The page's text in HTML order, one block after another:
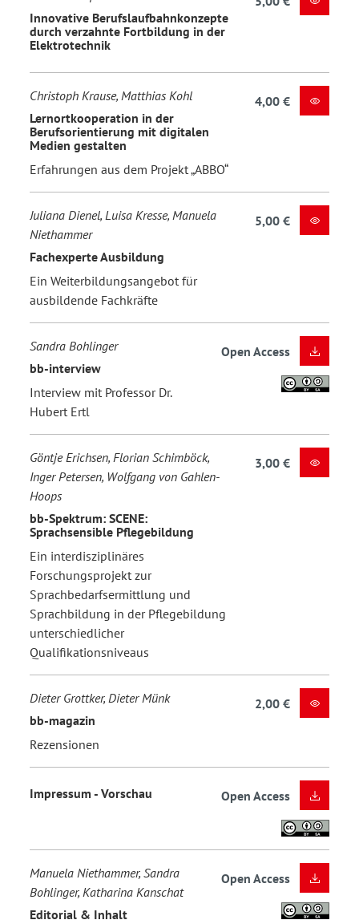
Innovative Berufslaufbahnkonzepte
durch verzahnte Fortbildung in der
Elektrotechnik
Christoph Krause, Matthias Kohl
Lernortkooperation in der
Berufsorientierung mit digitalen
Medien gestalten
Erfahrungen aus dem Projekt „ABBO“
4,00 €
Juliana Dienel, Luisa Kresse, Manuela
Niethammer
Fachexperte Ausbildung
Ein Weiterbildungsangebot für
ausbildende Fachkräfte
5,00 €
Sandra Bohlinger
bb-interview
Interview mit Professor Dr.
Hubert Ertl
Open Access
Göntje Erichsen, Florian Schimböck,
Inger Petersen, Wolfgang von Gahlen-
Hoops
bb-Spektrum: SCENE:
Sprachsensible Pflegebildung
Ein interdisziplinäres
Forschungsprojekt zur
Sprachbedarfsermittlung und
Sprachbildung in der Pflegebildung
unterschiedlicher
Qualifikationsniveaus
3,00 €
Dieter Grottker, Dieter Münk
bb-magazin
Rezensionen
2,00 €
Impressum - Vorschau Open Access
Manuela Niethammer, Sandra
Bohlinger, Katharina Kanschat
Editorial & Inhalt
Open Access